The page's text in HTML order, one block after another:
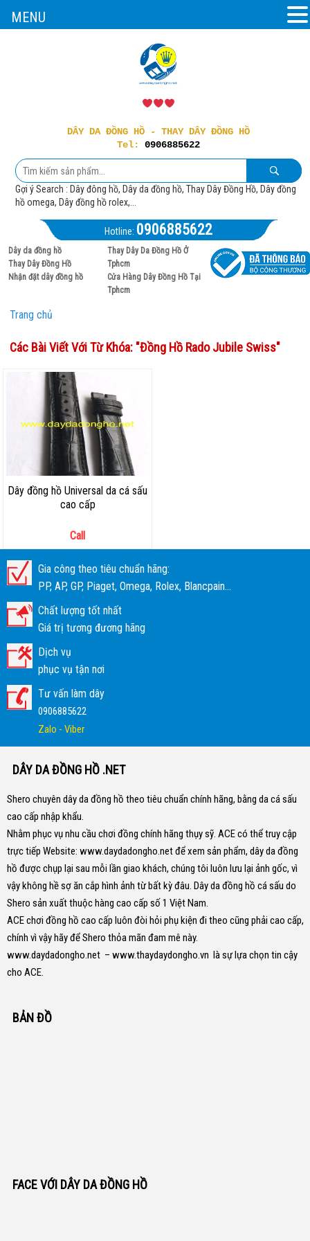
DÂY DA ĐỒNG HỒ - THAY DÂY ĐỒNG HỒ
Tel: 0906885622
Gợi ý Search : Dây đông hồ, Dây da đồng hồ, Thay Dây Đồng Hồ, Dây đồng
hồ omega, Dây đồng hồ rolex,...
Hotline: 0906885622
Dây da đồng hồ
Thay Dây Đồng Hồ
Nhận đặt dây đồng hồ
Thay Dây Da Đồng Hồ Ở
Tphcm
Cửa Hàng Dây Đồng Hồ Tại
Tphcm
Trang chủ
Các Bài Viết Với Từ Khóa: "Đồng Hồ Rado Jubile Swiss"
Dây đồng hồ Universal da cá sấu
cao cấp
Call
Gia công theo tiêu chuẩn hãng:
PP, AP, GP, Piaget, Omega, Rolex, Blancpain...
Chất lượng tốt nhất
Giá trị tương đương hãng
Dịch vụ
phục vụ tận nơi
Tư vấn làm dây
0906885622
Zalo - Viber
DÂY DA ĐỒNG HỒ .NET
Shero chuyên dây da đồng hồ theo tiêu chuẩn chính hãng, bằng da cá sấu
cao cấp nhập khẩu.
Nhằm phục vụ nhu cầu chơi đồng chính hãng thụy sỹ. ACE có thể truy cập
trực tiếp Website: www.daydadongho.netđể xem sản phẩm, dây da đồng
hồ được chụp lại sau mỗi lần giao khách, chúng tôi luôn lưu lại ảnh gốc, vì
vậy không hề sợ ăn cắp hình ảnh từ bất kỳ đâu. Dây da đồng hồ cá sấu do
Shero sản xuất thuộc hàng cao cấp số 1 Việt Nam.
ACE chơi đồng hồ cao cấp luôn đòi hỏi phụ kiện đi theo cũng phải cao cấp,
chính vì vậy hãy để Shero thỏa mãn đam mê này.
www.daydadongho.net – www.thaydaydongho.vn là sự lựa chọn tin cậy
cho ACE.
BẢN ĐỒ
FACE VỚI DÂY DA ĐỒNG HỒ
MENU